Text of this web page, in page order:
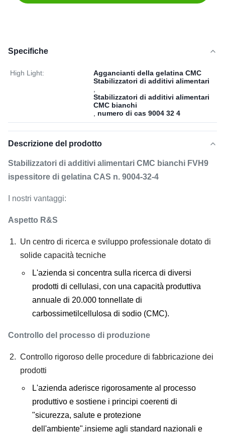
Specifiche
High Light:
Aggancianti della gelatina CMC
Stabilizzatori di additivi alimentari
Stabilizzatori di additivi alimentari
CMC bianchi
numero di cas 9004 32 4
Descrizione del prodotto
Stabilizzatori di additivi alimentari CMC bianchi FVH9
ispessitore di gelatina CAS n. 9004-32-4
I nostri vantaggi:
Aspetto R&S
Un centro di ricerca e sviluppo professionale dotato di
solide capacità tecniche
L'azienda si concentra sulla ricerca di diversi
prodotti di cellulasi, con una capacità produttiva
annuale di 20.000 tonnellate di
carbossimetilcellulosa di sodio (CMC).
Controllo del processo di produzione
Controllo rigoroso delle procedure di fabbricazione dei
prodotti
L'azienda aderisce rigorosamente al processo
produttivo e sostiene i principi coerenti di
"sicurezza, salute e protezione
dell'ambiente".insieme agli standard nazionali e